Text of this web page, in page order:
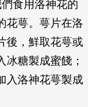
食用洛神花的
花萼。萼片在洛
後，鮮取花萼或
糖製成蜜餞；
入洛神花萼製成